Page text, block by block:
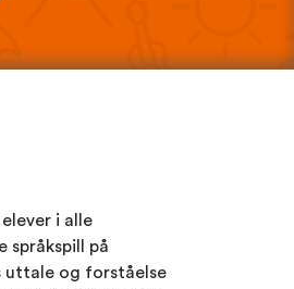
i alle
språkspill på
uttale og forståelse